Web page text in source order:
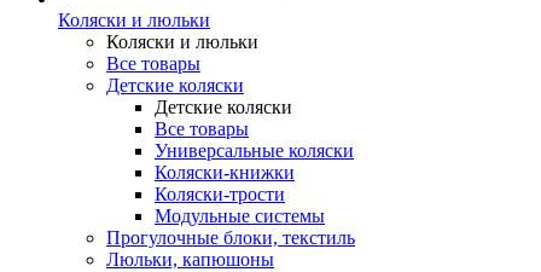
Коляски и люльки
Коляски и люльки
Все товары
Детские коляски
Детские коляски
Все товары
Универсальные коляски
Коляски-книжки
Коляски-трости
Модульные системы
Прогулочные блоки, текстиль
Люльки, капюшоны